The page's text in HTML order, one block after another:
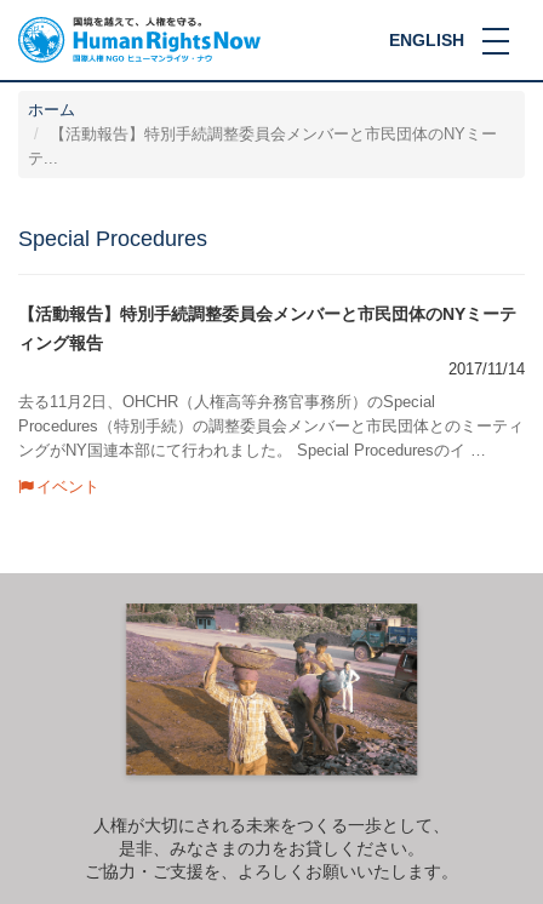
ENGLISH
ホーム
【活動報告】特別手続調整委員会メンバーと市民団体のNYミー
テ...
Special Procedures
【活動報告】特別手続調整委員会メンバーと市民団体のNYミーテ
ィング報告
2017/11/14
去る11月2日、OHCHR（人権高等弁務官事務所）のSpecial
Procedures（特別手続）の調整委員会メンバーと市民団体とのミーティ
ングがNY国連本部にて行われました。 Special Proceduresのイ …
イベント
人権が大切にされる未来をつくる一歩として、
是非、みなさまの力をお貸しください。
ご協力・ご支援を、よろしくお願いいたします。